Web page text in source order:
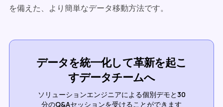
を備えた、より簡単なデータ移動方法です。
データを統一化して革新を起こ
すデータチームへ
ソリューションエンジニアによる個別デモと30
分のQ&Aセッションを受けることができます